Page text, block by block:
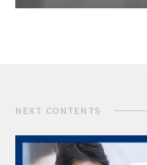
NEXT CONTENTS